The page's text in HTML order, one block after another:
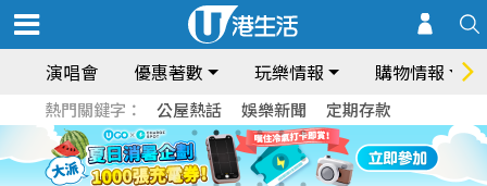
演唱會 優惠著數 玩樂情報 購物情報
熱門關鍵字： 公屋熱話 娛樂新聞 定期存款